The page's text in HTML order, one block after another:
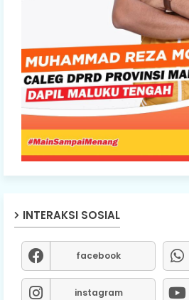
INTERAKSI SOSIAL
facebook
instagram